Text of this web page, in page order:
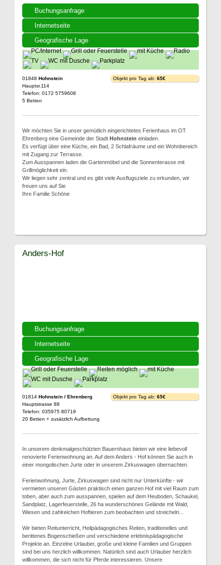
Buchungsanfrage
Internetseite
Geografische Lage
01848 Hohnstein
Hauptsr.114
Telefon: 0172 5759608
5 Betten
Objekt pro Tag ab: 65€
Wir möchten Sie in unser gemütlich eingerichtetes Ferienhaus im OT
Ehrenberg eine Gemeinde der Stadt Hohnstein einladen.
Es verfügt über eine Küche, ein Bad, 2 Schlafräume und ein Wohnbereich
mit Zugang zur Terrasse.
Zum Ausspannen laden die Gartenmöbel und die Sonnenterasse mit
Grillmöglichkeit ein.
Wir liegen sehr zentral und es gibt viele Ausflugsziele zu erkunden, wir
freuen uns auf Sie
Ihre Familie Schöne
Buchungsanfrage
Internetseite
Geografische Lage
Anders-Hof
01814 Hohnstein / Ehrenberg
Hauptstrasse 88
Telefon: 035975 80719
20 Betten + zusätzlich Aufbettung
Objekt pro Tag ab: 65€
In unserem denkmalgeschützten Bauernhaus bieten wir eine liebevoll
renovierte Ferienwohnung an. Auf dem Anders - Hof können Sie auch in
einer mongolischen Jurte oder in unserem Zirkuswagen übernachten.
Ferienwohnung, Jurte, Zirkuswagen sind nicht nur Unterkünfte - wir
vermieten unseren Gästen praktisch einen ganzen Hof mit viel Raum zum
toben, aber auch zum ausspannen, spielen auf dem Heuboden, Schaukel,
Sandplatz, Lagerfeuerstelle, 26 ha wunderschönes Gelände mit Wald,
Wiesen und zahlreichen Hoftieren zum beobachten und streicheln...
Wir bieten Reitunterricht, Heilpädagogisches Reiten, traditionelles und
berittenes Bogenschießen und verschiedene erlebnispädagogische
Projekte an. Einzelne Urlauber, große und kleine Familien und Gruppen
sind bei uns herzlich willkommen. Natürlich sind auch Urlauber herzlich
willkommen, die sich nicht für Pferde interessieren. Unsere